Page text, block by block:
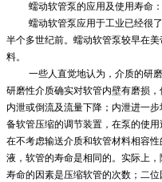
蠕动软管泵的应用 及使用寿命 ：
蠕动软管泵应用于工业已经很了
半个多世纪前。 蠕动软管泵较早在美
料。
一些人直觉地认为，介质的研
研磨性介质确实对软管内壁有磨损
内泄或倒流及流量下降；内泄进一
备软管压缩的调节装置，在泵的使
在不考虑输送介质和软管材料相容
液，软管的寿命是相同的。实际上
寿命的因素是压缩软管的次数；二